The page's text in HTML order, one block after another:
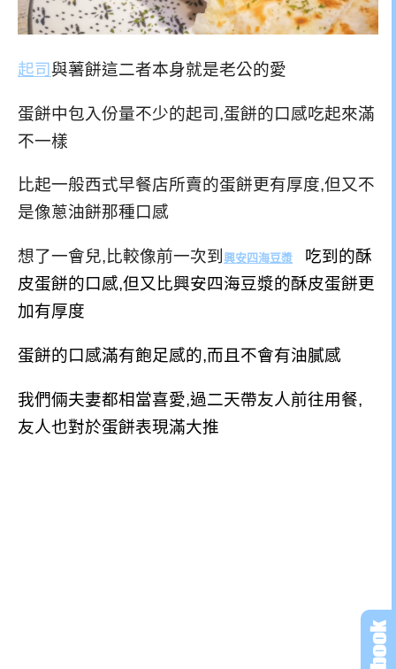
起司與薯餅這二者本身就是老公的愛
蛋餅中包入份量不少的起司,蛋餅的口感吃起來滿
不一樣
比起一般西式早餐店所賣的蛋餅更有厚度,但又不
是像蔥油餅那種口感
想了一會兒,比較像前一次到 興安四海豆漿
吃到的酥
皮蛋餅的口感,但又比興安四海豆漿的酥皮蛋餅更
加有厚度
蛋餅的口感滿有飽足感的,而且不會有油膩感
我們倆夫妻都相當喜愛,過二天帶友人前往用餐,
友人也對於蛋餅表現滿大推